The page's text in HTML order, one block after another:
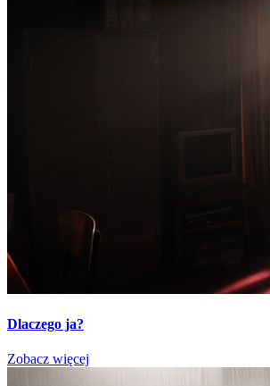
Dlaczego ja?
Zobacz więcej